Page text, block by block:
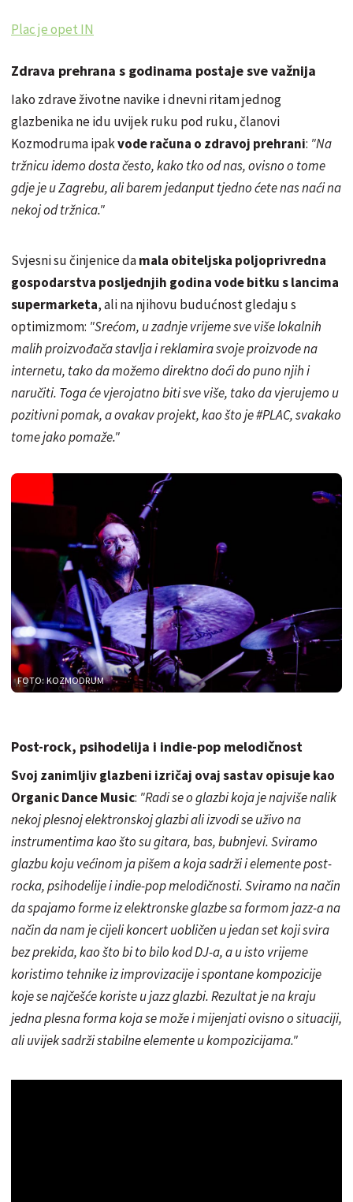
Plac je opet IN
Zdrava prehrana s godinama postaje sve važnija
Iako zdrave životne navike i dnevni ritam jednog
glazbenika ne idu uvijek ruku pod ruku, članovi
Kozmodruma ipakvode računa o zdravoj prehrani: "Na
tržnicu idemo dosta često, kako tko od nas, ovisno o tome
gdje je u Zagrebu, ali barem jedanput tjedno ćete nas naći na
nekoj od tržnica."
Svjesni su činjenice damala obiteljska poljoprivredna
gospodarstva posljednjih godina vode bitku s lancima
supermarketa, ali na njihovu budućnost gledaju s
optimizmom: "Srećom, u zadnje vrijeme sve više lokalnih
malih proizvođača stavlja i reklamira svoje proizvode na
internetu, tako da možemo direktno doći do puno njih i
naručiti. Toga će vjerojatno biti sve više, tako da vjerujemo u
pozitivni pomak, a ovakav projekt, kao što je #PLAC, svakako
tome jako pomaže."
FOTO: KOZMODRUM
Post-rock, psihodelija i indie-pop melodičnost
Svoj zanimljiv glazbeni izričaj ovaj sastav opisuje kao
Organic Dance Music: "Radi se o glazbi koja je najviše nalik
nekoj plesnoj elektronskoj glazbi ali izvodi se uživo na
instrumentima kao što su gitara, bas, bubnjevi. Sviramo
glazbu koju većinom ja pišem a koja sadrži i elemente post-
rocka, psihodelije i indie-pop melodičnosti. Sviramo na način
da spajamo forme iz elektronske glazbe sa formom jazz-a na
način da nam je cijeli koncert uobličen u jedan set koji svira
bez prekida, kao što bi to bilo kod DJ-a, a u isto vrijeme
koristimo tehnike iz improvizacije i spontane kompozicije
koje se najčešće koriste u jazz glazbi. Rezultat je na kraju
jedna plesna forma koja se može i mijenjati ovisno o situaciji,
ali uvijek sadrži stabilne elemente u kompozicijama."